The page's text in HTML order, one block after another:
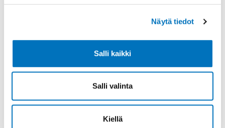
Näytä tiedot
Salli kaikki
Salli valinta
Kiellä